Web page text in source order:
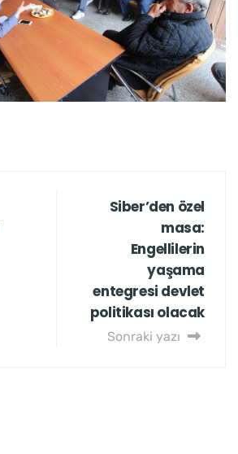
Siber’den özel
masa:
Engellilerin
yaşama
entegresi devlet
politikası olacak
Sonraki yazı